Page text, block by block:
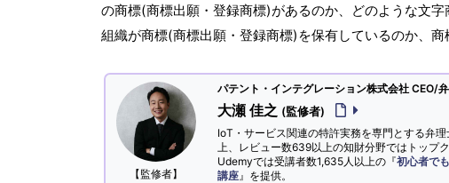
の商標(商標出願・登録商標)があるのか、どのような文
組織が商標(商標出願・登録商標)を保有しているのか、商
【監修者】
パテント・インテグレーション株式会社 CEO/
大瀬 佳之 (監修者)
IoT・サービス関連の特許実務を専門とする弁
上、レビュー数639以上の知財分野ではトップク
Udemyでは受講者数1,635人以上の『初心者で
講座 』を提供。